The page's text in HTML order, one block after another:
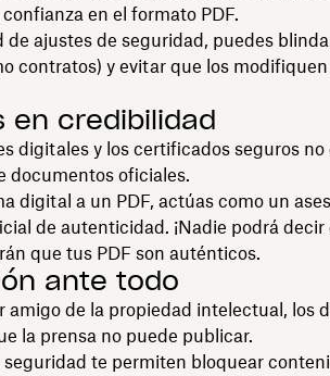
en el formato PDF.
de ajustes de seguridad, puedes
contratos) y evitar que los
en credibilidad
digitales y los certificados seguros
documentos oficiales.
digital a un PDF, actúas como un
de autenticidad. ¡Nadie podrá decir
que tus PDF son auténticos.
ante todo
amigo de la propiedad intelectual, los
la prensa no puede publicar.
te permiten bloquear